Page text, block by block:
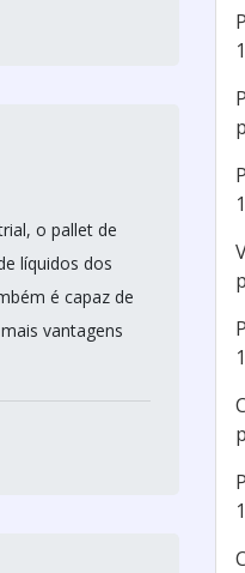
o pallet de
líquidos dos
é capaz de
vantagens